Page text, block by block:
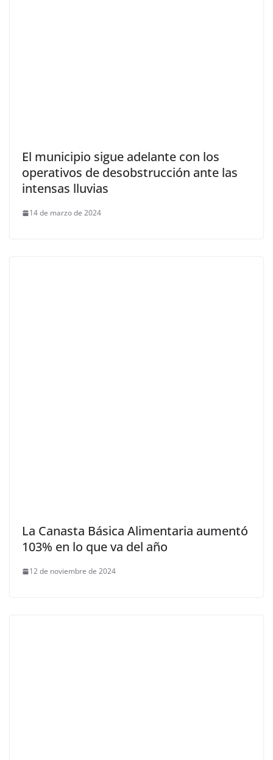
El municipio sigue adelante con los
operativos de desobstrucción ante las
intensas lluvias
14 de marzo de 2024
La Canasta Básica Alimentaria aumentó
103% en lo que va del año
12 de noviembre de 2024